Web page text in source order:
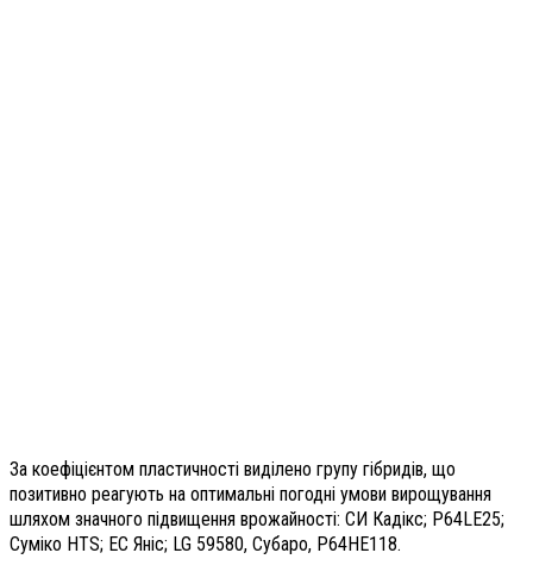
За коефіцієнтом пластичності виділено групу гібридів, що
позитивно реагують на оптимальні погодні умови вирощування
шляхом значного підвищення врожайності: СИ Кадікс; P64LE25;
Суміко HTS; ЕС Яніс; LG 59580, Субаро, P64HE118.